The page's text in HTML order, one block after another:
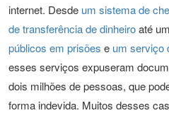
internet. Desde um sistema de
de transferência de dinheiroaté um
públicos em prisões e um serviço
esses serviços expuseram
dois milhões de pessoas, que
forma indevida. Muitos desses